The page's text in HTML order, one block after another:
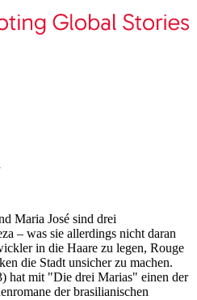
Maria José sind drei
– was sie allerdings nicht daran
in die Haare zu legen, Rouge
die Stadt unsicher zu machen.
hat mit "Die drei Marias" einen der
der brasilianischen